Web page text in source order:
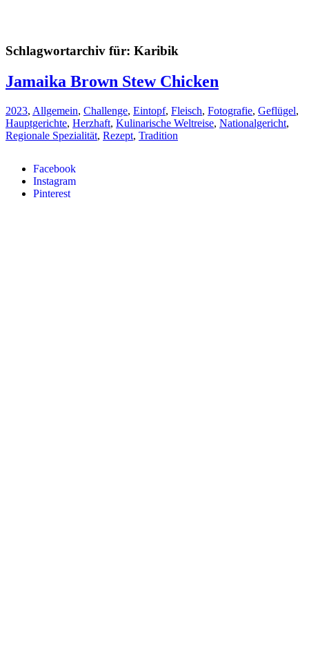
Facebook
Instagram
Pinterest
Schlagwortarchiv für: Karibik
Jamaika Brown Stew Chicken
2023, Allgemein, Challenge, Eintopf, Fleisch, Fotografie, Geflügel,
Hauptgerichte, Herzhaft, Kulinarische Weltreise, Nationalgericht,
Regionale Spezialität, Rezept, Tradition